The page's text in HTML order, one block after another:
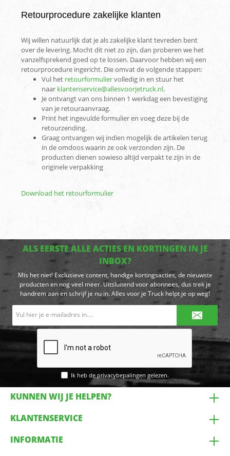
Retourprocedure zakelijke klanten
Wij willen natuurlijk dat je als zakelijke klant tevreden bent
over de levering. Mocht dit niet zo zijn, dan proberen we het
vanzelfsprekend goed op te lossen. Daarvoor hebben wij een
retourprocedure ingericht. Die omvat de volgende stappen:
Vul het retourformuliervolledig in en stuur het
naar klantenservice@allesvoorjetruck.nl.
Je ontvangt van ons binnen 1 werkdag een bevestiging
van je retouraanvraag.
Print het ingevulde formulier en voeg deze bij de
retourzending.
Graag ontvangen wij indien mogelijk de artikelen terug
in de omdoos waarin ze ook verzonden zijn. De
producten dienen sowieso altijd verpakt te zijn in de
originele verpakking
Download het retourformulier
ALS EERSTE ALLE ACTIES EN KORTINGEN IN JE
INBOX?
Mis het niet! Exclusieve content, handige kortingsacties, de nieuwste
producten en nog veel meer. Uitsluitend voor abonnees, dus trek je
handrem aan en schrijf je nu in. Alles voor je Truck helpt je op weg!
Ik heb deprivacybepalingen gelezen.
KUNNEN WIJ JE HELPEN?
KLANTENSERVICE
INFORMATIE